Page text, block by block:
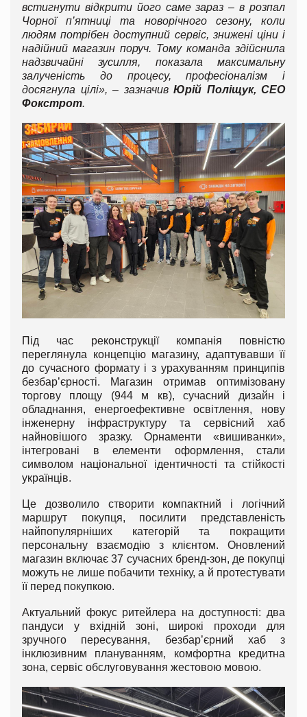
встигнути відкрити його саме зараз – в розпал
Чорної п’ятниці та новорічного сезону, коли
людям потрібен доступний сервіс, знижені ціни і
надійний магазин поруч. Тому команда здійснила
надзвичайні зусилля, показала максимальну
залученість до процесу, професіоналізм і
досягнула цілі», – зазначив Юрій Поліщук, СЕО
Фокстрот.
Під час реконструкції компанія повністю
переглянула концепцію магазину, адаптувавши її
до сучасного формату і з урахуванням принципів
безбар’єрності. Магазин отримав оптимізовану
торгову площу (944 м кв), сучасний дизайн і
обладнання, енергоефективне освітлення, нову
інженерну інфраструктуру та сервісний хаб
найновішого зразку. Орнаменти «вишиванки»,
інтегровані в елементи оформлення, стали
символом національної ідентичності та стійкості
українців.
Це дозволило створити компактний і логічний
маршрут покупця, посилити представленість
найпопулярніших категорій та покращити
персональну взаємодію з клієнтом. Оновлений
магазин включає 37 сучасних бренд-зон, де покупці
можуть не лише побачити техніку, а й протестувати
її перед покупкою.
Актуальний фокус ритейлера на доступності: два
пандуси у вхідній зоні, широкі проходи для
зручного пересування, безбар’єрний хаб з
інклюзивним плануванням, комфортна кредитна
зона, сервіс обслуговування жестовою мовою.